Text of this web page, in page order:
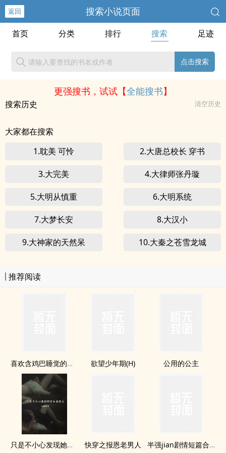
返回 搜索小说页面
首页 分类 排行 搜索 足迹
点击搜索
更强搜书，试试【全能搜书】
搜索历史 清空历史
大家都在搜索
1.耽美 可怜
2.大唐总校长 穿书
3.大完美 4.大律师张丹璇
5.大明从慎重 6.大明系统
7.大梦长安 8.大汉小
9.大神家的天然呆 10.大秦之苍雪龙城
推荐阅读
喜欢含­鸡​‎巴‌­睡觉的高大体育生 欲望少年期(H) 公用的公主
只是不小心发现她是卧底而已（强取豪夺） 快穿之报恩老男人 半​­强​­‌j‍‌­i​a‍n­剧情短篇合集